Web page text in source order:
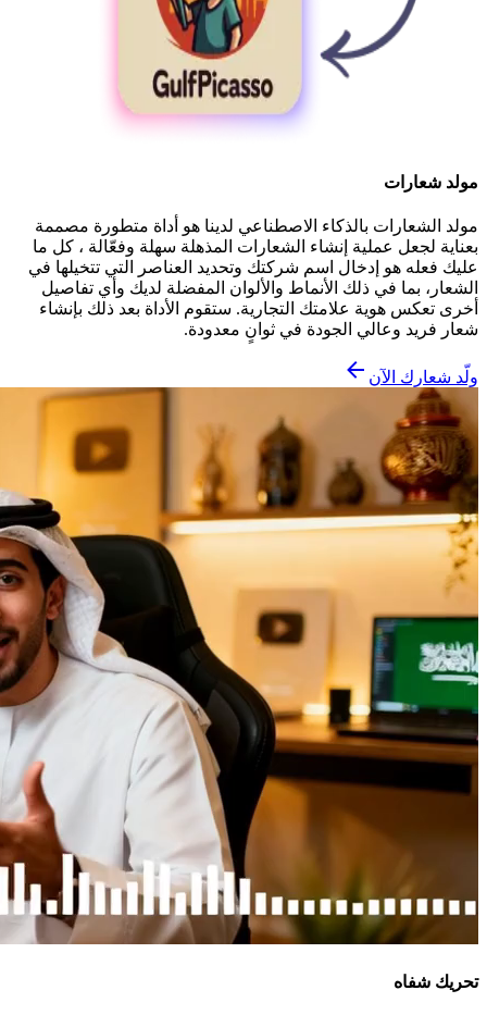
مولد شعارات
مولد الشعارات بالذكاء الاصطناعي لدينا هو أداة متطورة مصممة
بعناية لجعل عملية إنشاء الشعارات المذهلة سهلة وفعّالة ، كل ما
عليك فعله هو إدخال اسم شركتك وتحديد العناصر التي تتخيلها في
الشعار، بما في ذلك الأنماط والألوان المفضلة لديك وأي تفاصيل
أخرى تعكس هوية علامتك التجارية. ستقوم الأداة بعد ذلك بإنشاء
شعار فريد وعالي الجودة في ثوانٍ معدودة.
ولّد شعارك الآن
تحريك شفاه